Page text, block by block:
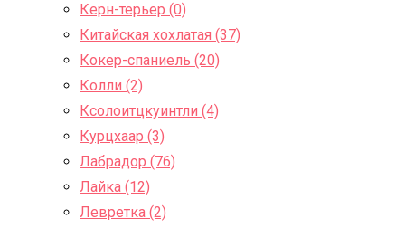
Керн-терьер (0)
Китайская хохлатая (37)
Кокер-спаниель (20)
Колли (2)
Ксолоитцкуинтли (4)
Курцхаар (3)
Лабрадор (76)
Лайка (12)
Левретка (2)